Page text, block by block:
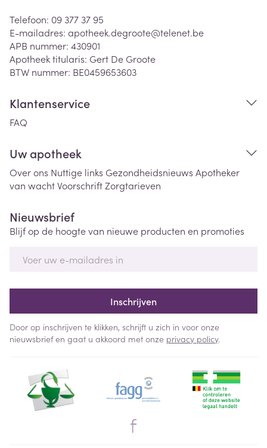
Telefoon: 09 377 37 95
E-mailadres: apotheek.degroote@telenet.be
APB nummer: 430901
Apotheek titularis: Gert De Groote
BTW nummer: BE0459653603
Klantenservice
FAQ
Uw apotheek
Over ons Nuttige links Gezondheidsnieuws Apotheker
van wachtVoorschriftZorgtarieven
Nieuwsbrief
Blijf op de hoogte van nieuwe producten en promoties
Inschrijven
Door op inschrijven te klikken, schrijft u zich in voor onze
nieuwsbrief en gaat u akkoord met onze privacy policy.